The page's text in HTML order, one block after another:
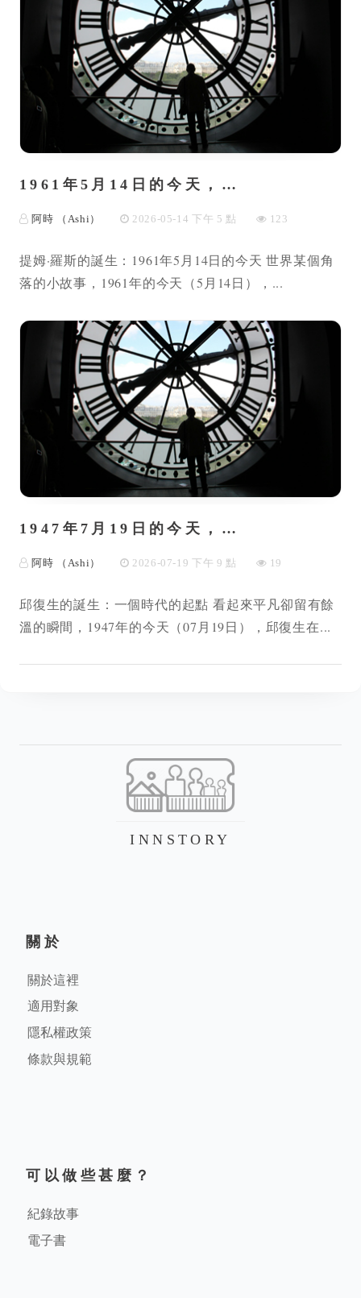
1961年5月14日的今天，…
阿時 （Ashi） 2026-05-14 下午 5 點 123
提姆·羅斯的誕生：1961年5月14日的今天 世界某個角
落的小故事，1961年的今天（5月14日），...
1947年7月19日的今天，…
阿時 （Ashi） 2026-07-19 下午 9 點 19
邱復生的誕生：一個時代的起點 看起來平凡卻留有餘
溫的瞬間，1947年的今天（07月19日），邱復生在...
INNSTORY
關於
關於這裡
適用對象
隱私權政策
條款與規範
可以做些甚麼？
紀錄故事
電子書